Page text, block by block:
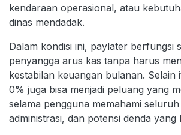
kendaraan operasional, atau
dinas mendadak.
Dalam kondisi ini, paylater berfungsi
penyangga arus kas tanpa harus
kestabilan keuangan bulanan. Selain
0% juga bisa menjadi peluang yang
selama pengguna memahami
administrasi, dan potensi denda yang